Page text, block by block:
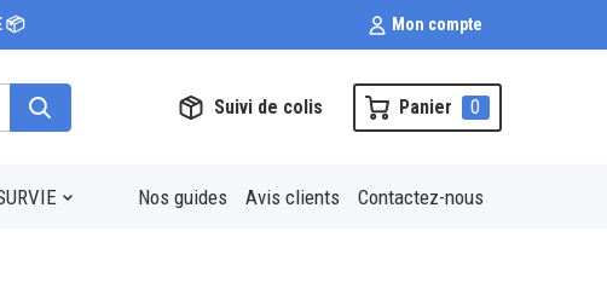
📦 Mon compte
Suivi de colis Panier 0
Nos guides Avis clients Contactez-nous